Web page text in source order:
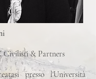
Civilisti & Partners
presso l'Università